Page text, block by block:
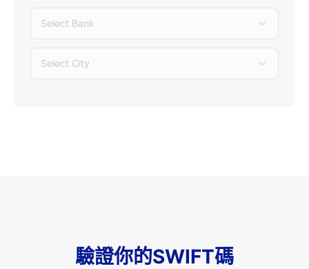
Select Bank
Select City
驗證你的SWIFT碼